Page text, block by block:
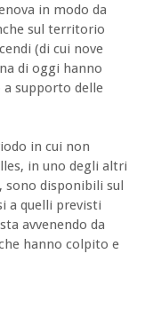
in modo da
sul territorio
(di cui nove
di oggi hanno
supporto delle
in cui non
in uno degli altri
sono disponibili sul
a quelli previsti
avvenendo da
hanno colpito e